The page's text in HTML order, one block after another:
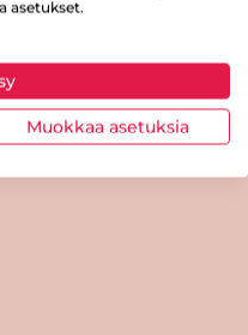
asetukset.
Muokkaa asetuksia